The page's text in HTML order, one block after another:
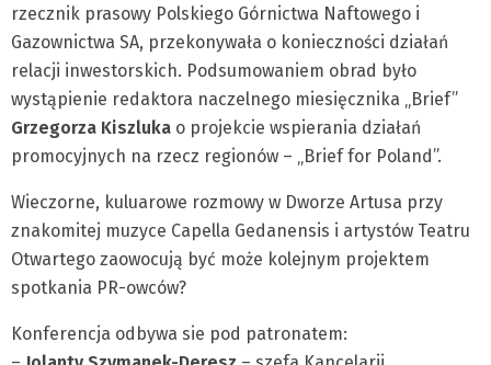
rzecznik prasowy Polskiego Górnictwa Naftowego i
Gazownictwa SA, przekonywała o konieczności działań
relacji inwestorskich. Podsumowaniem obrad było
wystąpienie redaktora naczelnego miesięcznika „Brief”
Grzegorza Kiszluka o projekcie wspierania działań
promocyjnych na rzecz regionów – „Brief for Poland”.
Wieczorne, kuluarowe rozmowy w Dworze Artusa przy
znakomitej muzyce Capella Gedanensis i artystów Teatru
Otwartego zaowocują być może kolejnym projektem
spotkania PR-owców?
Konferencja odbywa sie pod patronatem: